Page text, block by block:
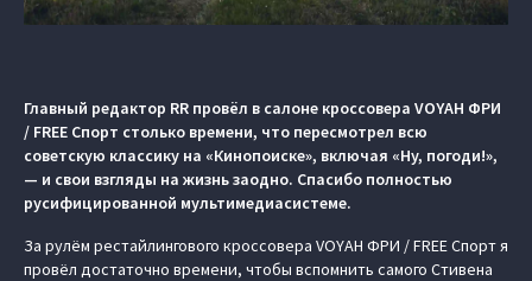
Главный редактор RR провёл в салоне кроссовера VOYAH ФРИ
/ FREE Спорт столько времени, что пересмотрел всю
советскую классику на «Кинопоиске», включая «Ну, погоди!»,
— и свои взгляды на жизнь заодно. Спасибо полностью
русифицированной мультимедиасистеме.
За рулём рестайлингового кроссовера VOYAH ФРИ / FREE Спорт я
провёл достаточно времени, чтобы вспомнить самого Стивена